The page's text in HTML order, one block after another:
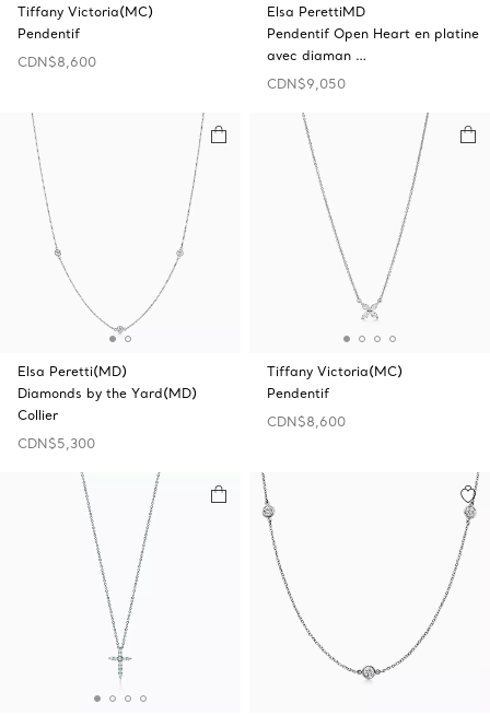
Tiffany Victoria(MC)
Pendentif
CDN$8,600
Elsa PerettiMD
Pendentif Open Heart en platine
avec diaman …
CDN$9,050
Elsa Peretti(MD)
Diamonds by the Yard(MD)
Collier
CDN$5,300
Tiffany Victoria(MC)
Pendentif
CDN$8,600